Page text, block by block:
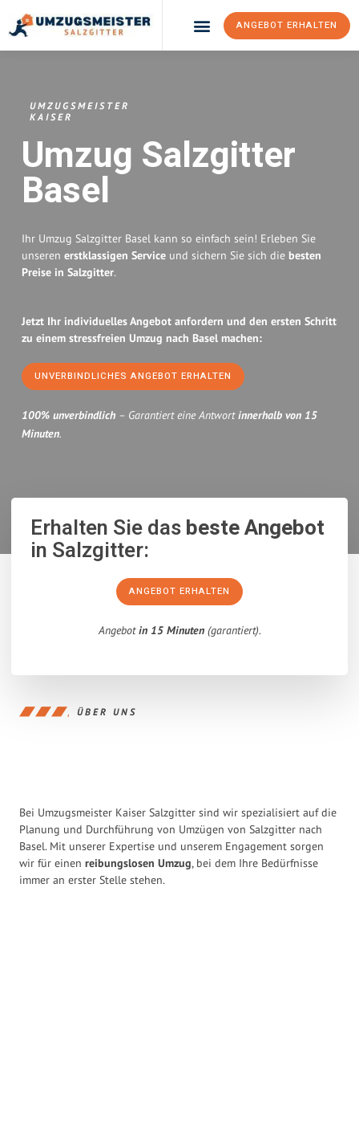
ANGEBOT ERHALTEN
UMZUGSMEISTER
KAISER
Umzug Salzgitter
Basel
Ihr Umzug Salzgitter Basel kann so einfach sein! Erleben Sie
unseren erstklassigen Service und sichern Sie sich die besten
Preise in Salzgitter.
Jetzt Ihr individuelles Angebot anfordern und den ersten Schritt
zu einem stressfreien Umzug nach Basel machen:
UNVERBINDLICHES ANGEBOT ERHALTEN
100% unverbindlich – Garantiert eine Antwortinnerhalb von 15
Minuten.
Erhalten Sie dasbeste Angebot
in Salzgitter:
ANGEBOT ERHALTEN
Angebotin 15 Minuten(garantiert).
ÜBER UNS
Bei Umzugsmeister Kaiser Salzgitter sind wir spezialisiert auf die
Planung und Durchführung von Umzügen von Salzgitter nach
Basel. Mit unserer Expertise und unserem Engagement sorgen
wir für einen reibungslosen Umzug, bei dem Ihre Bedürfnisse
immer an erster Stelle stehen.